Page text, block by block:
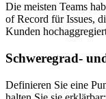
Die meisten Teams
of Record für Issues,
Kunden
Schweregrad‑
Definieren Sie eine